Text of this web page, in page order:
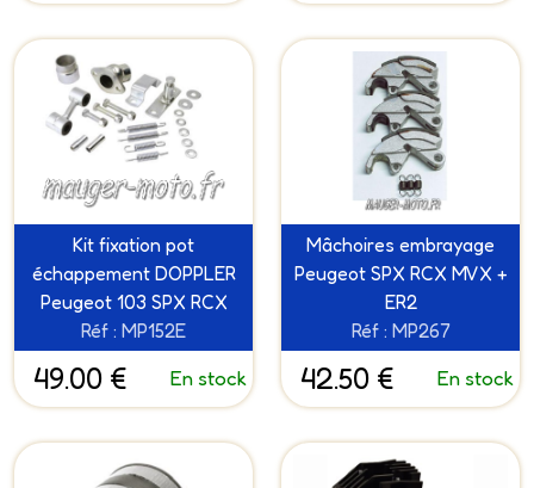
Kit fixation pot
échappement DOPPLER
Peugeot 103 SPX RCX
Réf : MP152E
49.00 € En stock
Mâchoires embrayage
Peugeot SPX RCX MVX +
ER2
Réf : MP267
42.50 € En stock